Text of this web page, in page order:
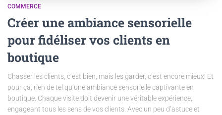
COMMERCE
Créer une ambiance sensorielle
pour fidéliser vos clients en
boutique
Chasser les clients, c’est bien, mais les garder, c’est encore mieux! Et
pour ça, rien de tel qu’une ambiance sensorielle captivante en
boutique. Chaque visite doit devenir une véritable expérience,
engageant tous les sens de vos clients. Avec un peu d’astuce et